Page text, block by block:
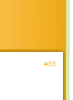
#33